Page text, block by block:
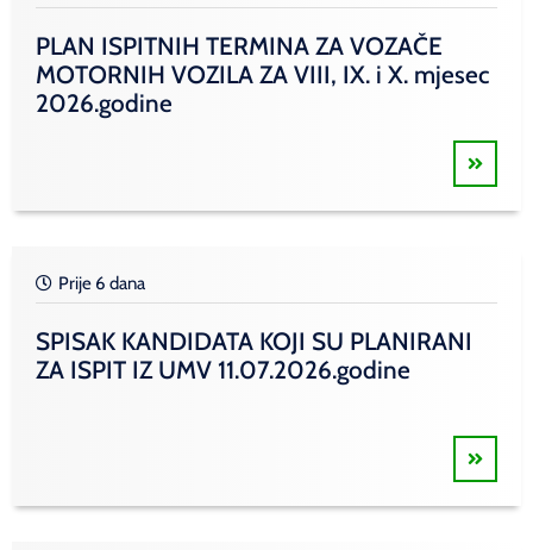
PLAN ISPITNIH TERMINA ZA VOZAČE
MOTORNIH VOZILA ZA VIII, IX. i X. mjesec
2026.godine
Prije 6 dana
SPISAK KANDIDATA KOJI SU PLANIRANI
ZA ISPIT IZ UMV 11.07.2026.godine